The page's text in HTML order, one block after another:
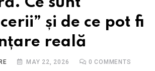
și de ce pot fi
reală
MAY 22, 2026 0 COMMENTS